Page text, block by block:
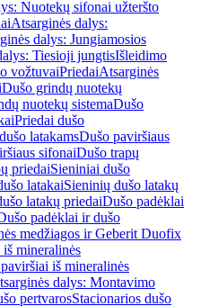
Nuotekų sifonai užteršto
Atsarginės dalys:
dalys: Jungiamosios
Tiesioji jungtisIšleidimo
vožtuvaiPriedaiAtsarginės
Dušo grindų nuotekų
nuotekų sistemaDušo
Priedai dušo
latakamsDušo paviršiaus
sifonaiDušo trapų
priedaiSieniniai dušo
latakaiSieninių dušo latakų
latakų priedaiDušo padėklai
padėklai ir dušo
medžiagos ir Geberit Duofix
mineralinės
iš mineralinės
dalys: Montavimo
pertvarosStacionarios dušo